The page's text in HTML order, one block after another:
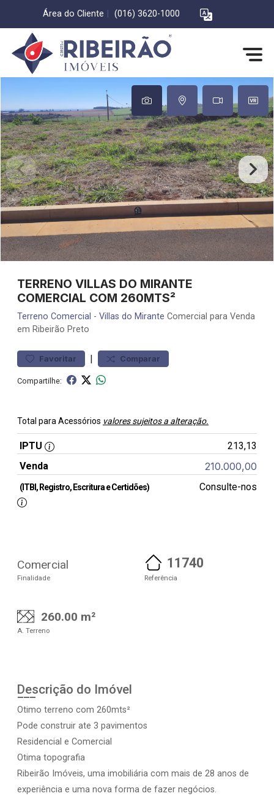
Área do Cliente (016) 3620-1000
TERRENO VILLAS DO MIRANTE
COMERCIAL COM 260MTS²
Terreno Comercial - Villas do Mirante Comercial para Venda
em Ribeirão Preto
Favoritar | Comparar
Compartilhe:
Total para Acessórios valores sujeitos a alteração.
IPTU
213,13
Venda
210.000,00
(ITBI, Registro, Escritura e Certidões) Consulte-nos
Comercial
Finalidade
11740
Referência
260.00 m²
A. Terreno
Descrição do Imóvel
Otimo terreno com 260mts²
Pode construir ate 3 pavimentos
Residencial e Comercial
Otima topografia
Ribeirão Imóveis, uma imobiliária com mais de 28 anos de
experiência e uma nova forma de fazer negócios.